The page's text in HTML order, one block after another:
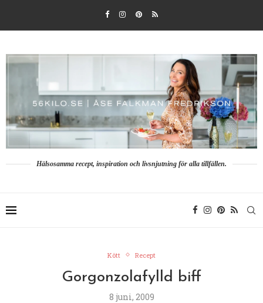
Hälsosamma recept, inspiration och livsnjutning för alla tillfällen.
Kött Recept
Gorgonzolafylld biff
8 juni, 2009